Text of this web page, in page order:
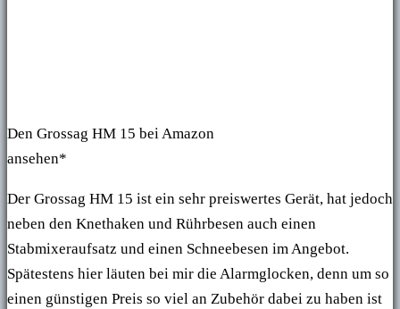
Den Grossag HM 15 bei Amazon
ansehen*
Der Grossag HM 15 ist ein sehr preiswertes Gerät, hat jedoch
neben den Knethaken und Rührbesen auch einen
Stabmixeraufsatz und einen Schneebesen im Angebot.
Spätestens hier läuten bei mir die Alarmglocken, denn um so
einen günstigen Preis so viel an Zubehör dabei zu haben ist